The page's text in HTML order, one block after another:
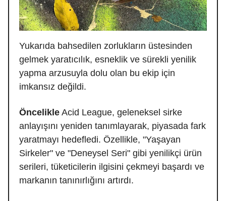
Yukarıda bahsedilen zorlukların üstesinden
gelmek yaratıcılık, esneklik ve sürekli yenilik
yapma arzusuyla dolu olan bu ekip için
imkansız değildi.
Öncelikle Acid League, geleneksel sirke
anlayışını yeniden tanımlayarak, piyasada fark
yaratmayı hedefledi. Özellikle, "Yaşayan
Sirkeler" ve "Deneysel Seri" gibi yenilikçi ürün
serileri, tüketicilerin ilgisini çekmeyi başardı ve
markanın tanınırlığını artırdı.